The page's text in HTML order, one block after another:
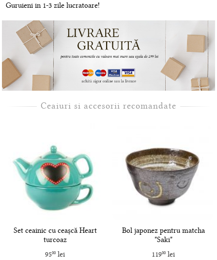
Guruieni in 1-3 zile lucratoare!
Ceaiuri si accesorii recomandate
Set ceainic cu ceașcă Heart
turcoaz
9500lei
Bol japonez pentru matcha
"Saki"
11900 lei